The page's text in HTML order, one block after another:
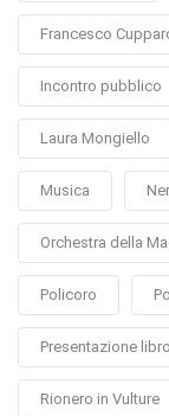
Francesco
Incontro pubblico
Laura Mongiello
Musica
Orchestra della
Policoro
Presentazione libro
Rionero in Vulture